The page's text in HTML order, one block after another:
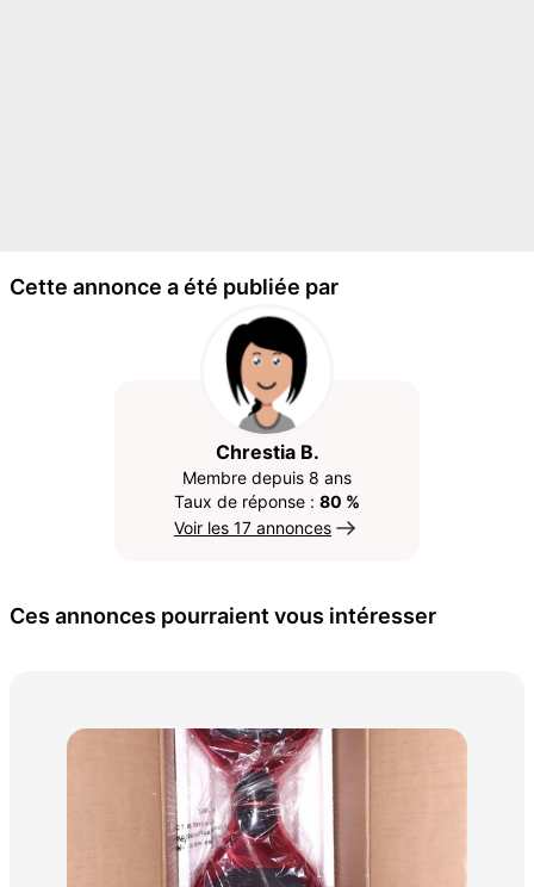
Cette annonce a été publiée par
Chrestia B.
Membre depuis 8 ans
Taux de réponse : 80 %
Voir les 17 annonces
Ces annonces pourraient vous intéresser